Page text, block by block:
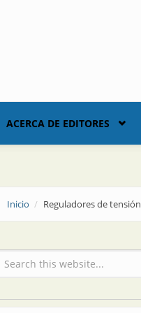
ACERCA DE EDITORES
Inicio Reguladores de tensión
Formulario de búsqueda